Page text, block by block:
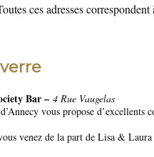
ces adresses
Bar –4 Rue Vaugelas
vous propose
venez de la part de Lisa &